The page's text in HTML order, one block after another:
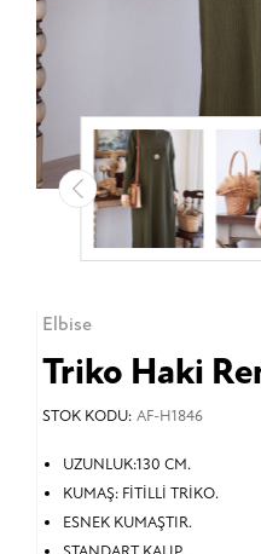
Elbise
Triko Haki
STOK KODU: AF-H1846
UZUNLUK:130 CM.
KUMAŞ: FİTİLLİ TRİKO.
ESNEK KUMAŞTIR.